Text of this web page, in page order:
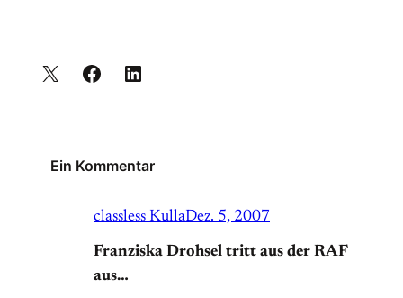
Ein Kommentar
classless KullaDez. 5, 2007
Franziska Drohsel tritt aus der RAF
aus…